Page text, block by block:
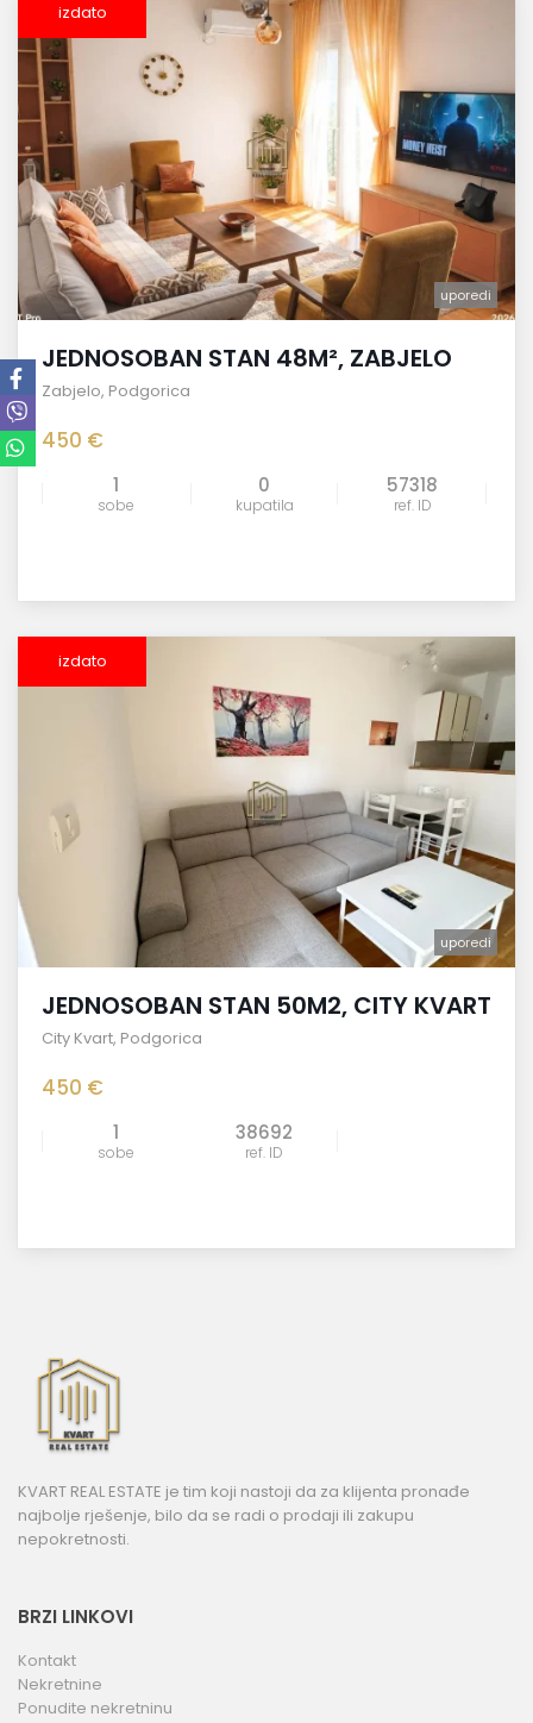
izdato
uporedi
JEDNOSOBAN STAN 48M², ZABJELO
Zabjelo, Podgorica
450 €
1
sobe
0
kupatila
57318
ref. ID
izdato
uporedi
JEDNOSOBAN STAN 50M2, CITY KVART
City Kvart, Podgorica
450 €
1
sobe
38692
ref. ID
KVART REAL ESTATE je tim koji nastoji da za klijenta pronađe
najbolje rješenje, bilo da se radi o prodaji ili zakupu
nepokretnosti.
BRZI LINKOVI
Kontakt
Nekretnine
Ponudite nekretninu